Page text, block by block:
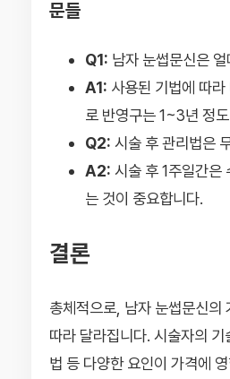
문들
Q1: 남자 눈썹문신은
A1: 사용된 기법에 따
로 반영구는 1~3년 정
Q2: 시술 후 관리법은
A2: 시술 후 1주일간은
는 것이 중요합니다.
결론
총체적으로, 남자 눈썹문신의
따라 달라집니다. 시술자의
법 등 다양한 요인이 가격에